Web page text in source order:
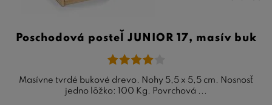
Poschodová posteľ JUNIOR 17, masív buk
Masívne tvrdé bukové drevo. Nohy 5,5 x 5,5 cm. Nosnosť
jedno lôžko: 100 Kg. Povrchová ...